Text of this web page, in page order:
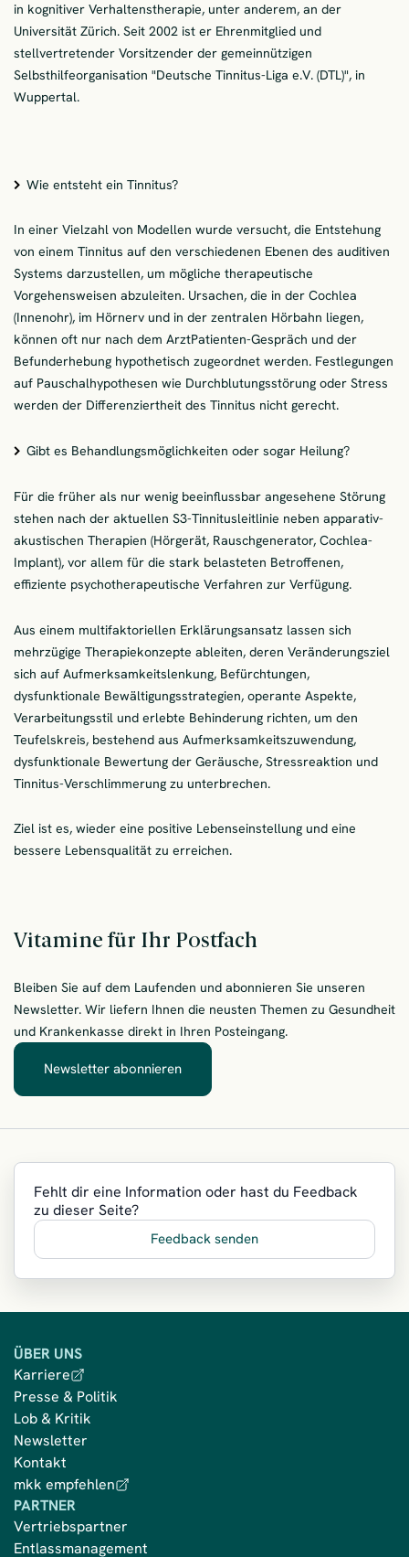
in kognitiver Verhaltenstherapie, unter anderem, an der
Universität Zürich. Seit 2002 ist er Ehrenmitglied und
stellvertretender Vorsitzender der gemeinnützigen
Selbsthilfeorganisation "Deutsche Tinnitus-Liga e.V. (DTL)", in
Wuppertal.
Wie entsteht ein Tinnitus?
In einer Vielzahl von Modellen wurde versucht, die Entstehung
von einem Tinnitus auf den verschiedenen Ebenen des auditiven
Systems darzustellen, um mögliche therapeutische
Vorgehensweisen abzuleiten. Ursachen, die in der Cochlea
(Innenohr), im Hörnerv und in der zentralen Hörbahn liegen,
können oft nur nach dem ArztPatienten-Gespräch und der
Befunderhebung hypothetisch zugeordnet werden. Festlegungen
auf Pauschalhypothesen wie Durchblutungsstörung oder Stress
werden der Differenziertheit des Tinnitus nicht gerecht.
Gibt es Behandlungsmöglichkeiten oder sogar Heilung?
Für die früher als nur wenig beeinflussbar angesehene Störung
stehen nach der aktuellen S3-Tinnitusleitlinie neben apparativ-
akustischen Therapien (Hörgerät, Rauschgenerator, Cochlea-
Implant), vor allem für die stark belasteten Betroffenen,
effiziente psychotherapeutische Verfahren zur Verfügung.
Aus einem multifaktoriellen Erklärungsansatz lassen sich
mehrzügige Therapiekonzepte ableiten, deren Veränderungsziel
sich auf Aufmerksamkeitslenkung, Befürchtungen,
dysfunktionale Bewältigungsstrategien, operante Aspekte,
Verarbeitungsstil und erlebte Behinderung richten, um den
Teufelskreis, bestehend aus Aufmerksamkeitszuwendung,
dysfunktionale Bewertung der Geräusche, Stressreaktion und
Tinnitus-Verschlimmerung zu unterbrechen.
Ziel ist es, wieder eine positive Lebenseinstellung und eine
bessere Lebensqualität zu erreichen.
Vitamine für Ihr Postfach
Bleiben Sie auf dem Laufenden und abonnieren Sie unseren
Newsletter. Wir liefern Ihnen die neusten Themen zu Gesundheit
und Krankenkasse direkt in Ihren Posteingang.
Newsletter abonnieren
Fehlt dir eine Information oder hast du Feedback
zu dieser Seite?
Feedback senden
ÜBER UNS
Karriere
Presse & Politik
Lob & Kritik
Newsletter
Kontakt
mkk empfehlen
PARTNER
Vertriebspartner
Entlassmanagement